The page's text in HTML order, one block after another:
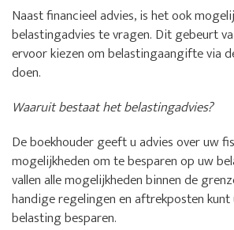
Naast financieel advies, is het ook
belastingadvies te vragen. Dit gebeurt
ervoor kiezen om belastingaangifte via
doen.
Waaruit bestaat het belastingadvies?
De boekhouder geeft u advies over uw
mogelijkheden om te besparen op uw
vallen alle mogelijkheden binnen de
handige regelingen en aftrekposten
belasting besparen.